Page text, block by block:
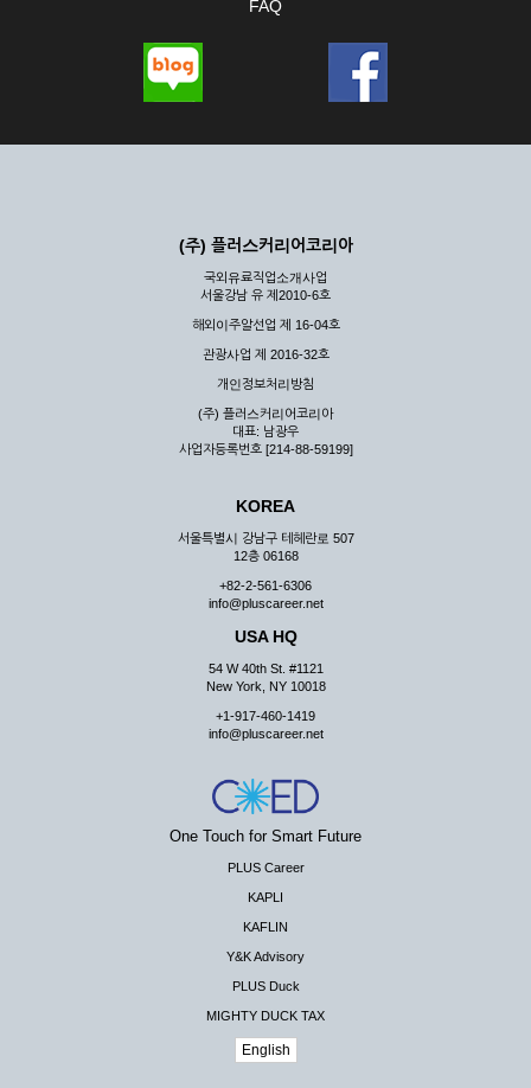
FAQ
(주) 플러스커리어코리아
국외유료직업소개사업
서울강남 유 제2010-6호
해외이주알선업 제 16-04호
관광사업 제 2016-32호
개인정보처리방침
(주) 플러스커리어코리아
대표: 남광우
사업자등록번호 [214-88-59199]
KOREA
서울특별시 강남구 테헤란로 507
12층 06168
+82-2-561-6306
info@pluscareer.net
USA HQ
54 W 40th St. #1121
New York, NY 10018
+1-917-460-1419
info@pluscareer.net
One Touch for Smart Future
PLUS Career
KAPLI
KAFLIN
Y&K Advisory
PLUS Duck
MIGHTY DUCK TAX
English